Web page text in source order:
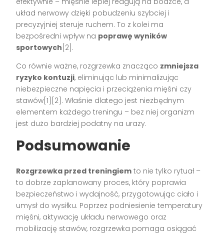
układ nerwowy dzięki pobudzeniu szybciej i
precyzyjniej steruje ruchem. To z kolei ma
bezpośredni wpływ na poprawę wyników
sportowych [2].
Co równie ważne, rozgrzewka znacząco zmniejsza
ryzyko kontuzji, eliminując lub minimalizując
niebezpieczne napięcia i przeciążenia mięśni czy
stawów[1][2]. Właśnie dlatego jest niezbędnym
elementem każdego treningu – bez niej organizm
jest dużo bardziej podatny na urazy.
Podsumowanie
Rozgrzewka przed treningiem to nie tylko rytuał –
to dobrze zaplanowany proces, który poprawia
bezpieczeństwo i wydajność, przygotowując ciało i
umysł do wysiłku. Poprzez podniesienie temperatury
mięśni, aktywację układu nerwowego oraz
mobilizację stawów, rozgrzewka pomaga osiągać